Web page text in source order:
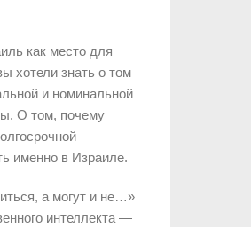
как место для
хотели знать о том
и номинальной
О том, почему
именно в Израиле.
а могут и не…»
интеллекта —